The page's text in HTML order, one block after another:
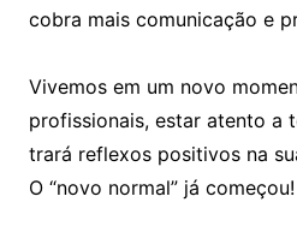
cobra mais comunicação e
Vivemos em um novo
profissionais, estar atento a
trará reflexos positivos na
O “novo normal” já começou!